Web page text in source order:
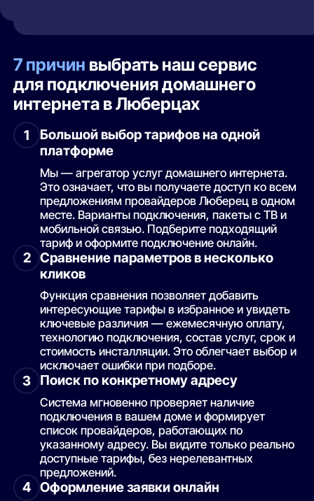
7 причин выбрать наш сервис
для подключения домашнего
интернета в Люберцах
1
Большой выбор тарифов на одной
платформе
Мы — агрегатор услуг домашнего интернета.
Это означает, что вы получаете доступ ко всем
предложениям провайдеров Люберец в одном
месте. Варианты подключения, пакеты с ТВ и
мобильной связью. Подберите подходящий
тариф и оформите подключение онлайн.
2 Сравнение параметров в несколько
кликов
Функция сравнения позволяет добавить
интересующие тарифы в избранное и увидеть
ключевые различия — ежемесячную оплату,
технологию подключения, состав услуг, срок и
стоимость инсталляции. Это облегчает выбор и
исключает ошибки при подборе.
3 Поиск по конкретному адресу
Система мгновенно проверяет наличие
подключения в вашем доме и формирует
список провайдеров, работающих по
указанному адресу. Вы видите только реально
доступные тарифы, без нерелевантных
предложений.
4 Оформление заявки онлайн